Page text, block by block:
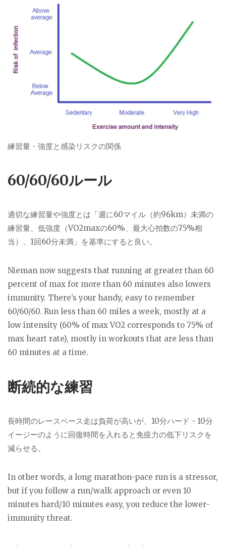
練習量・強度と感染リスクの関係
60/60/60ルール
適切な練習量や強度とは「週に60マイル（約96km）未満の
練習量、低強度（VO2maxの60%、最大心拍数の75%相
当）、1回60分未満」を基準にすると良い。
Nieman now suggests that running at greater than 60
percent of max for more than 60 minutes also lowers
immunity. There’s your handy, easy to remember
60/60/60. Run less than 60 miles a week, mostly at a
low intensity (60% of max VO2 corresponds to 75% of
max heart rate), mostly in workouts that are less than
60 minutes at a time.
断続的な練習
長時間のレースペース走は負荷が高いが、10分ハード・10分
イージーのように回復時間を入れると免疫力の低下リスクを
減らせる。
In other words, a long marathon-pace run is a stressor,
but if you follow a run/walk approach or even 10
minutes hard/10 minutes easy, you reduce the lower-
immunity threat.